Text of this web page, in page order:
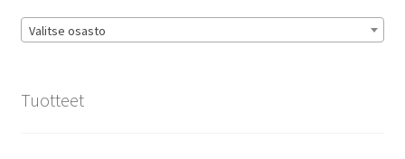
Valitse osasto
Tuotteet